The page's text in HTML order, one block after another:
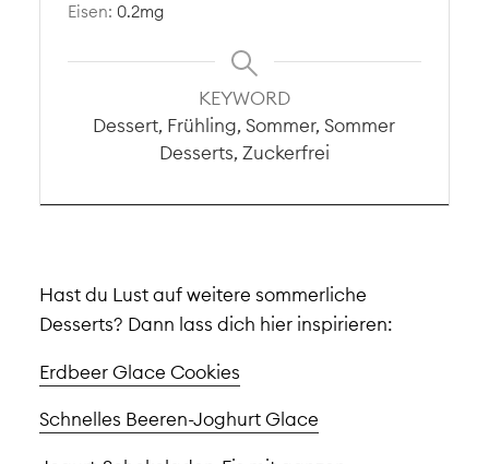
Eisen: 0.2mg
KEYWORD
Dessert, Frühling, Sommer, Sommer
Desserts, Zuckerfrei
Hast du Lust auf weitere sommerliche
Desserts? Dann lass dich hier inspirieren:
Erdbeer Glace Cookies
Schnelles Beeren-Joghurt Glace